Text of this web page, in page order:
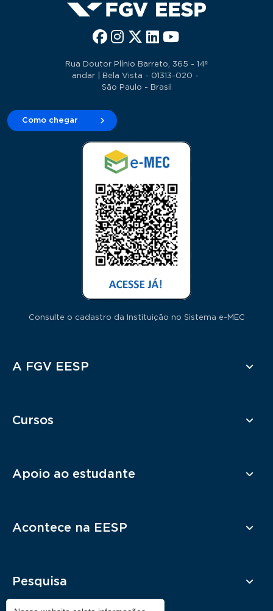
Rua Doutor Plínio Barreto, 365 - 14º
andar | Bela Vista - 01313-020 -
São Paulo - Brasil
Como chegar
Consulte o cadastro da Instituição no Sistema e-MEC
Rodapé
A FGV EESP
Cursos
Apoio ao estudante
Acontece na EESP
Pesquisa